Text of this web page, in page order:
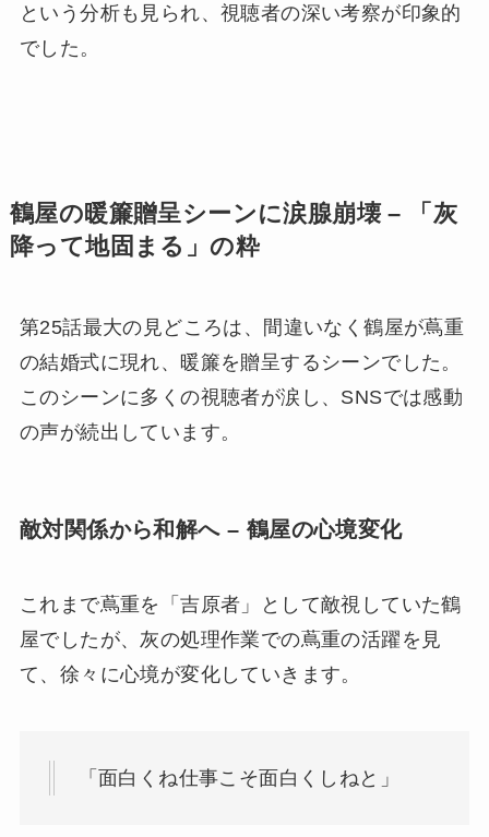
という分析も見られ、視聴者の深い考察が印象的
でした。
鶴屋の暖簾贈呈シーンに涙腺崩壊 – 「灰
降って地固まる」の粋
第25話最大の見どころは、間違いなく鶴屋が蔦重
の結婚式に現れ、暖簾を贈呈するシーンでした。
このシーンに多くの視聴者が涙し、SNSでは感動
の声が続出しています。
敵対関係から和解へ – 鶴屋の心境変化
これまで蔦重を「吉原者」として敵視していた鶴
屋でしたが、灰の処理作業での蔦重の活躍を見
て、徐々に心境が変化していきます。
「面白くね仕事こそ面白くしねと」